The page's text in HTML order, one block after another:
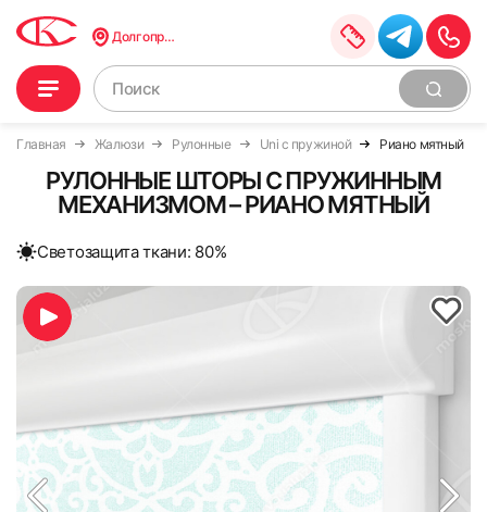
Долгопрудный
Главная Жалюзи Рулонные Uni с пружиной Риано мятный
РУЛОННЫЕ ШТОРЫ С ПРУЖИННЫМ
МЕХАНИЗМОМ – РИАНО МЯТНЫЙ
Cветозащита ткани: 80%